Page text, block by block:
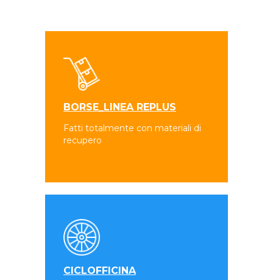
BORSE_LINEA REPLUS
Fatti totalmente con materiali di
recupero
CICLOFFICINA